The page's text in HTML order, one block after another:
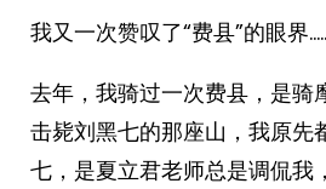
我又一次赞叹了“费县”的眼界
去年，我骑过一次费县，是骑
击毙刘黑七的那座山，我原先
七，是夏立君老师总是调侃我